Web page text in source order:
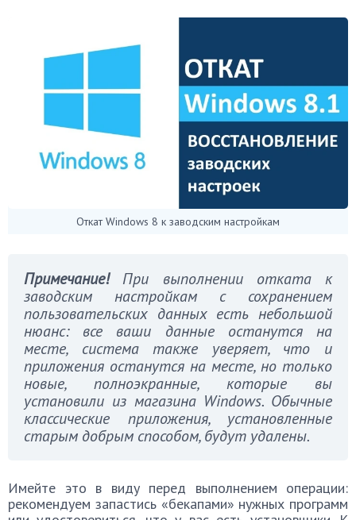
Откат Windows 8 к заводским настройкам
Примечание!При выполнении отката к
заводским настройкам с сохранением
пользовательских данных есть небольшой
нюанс: все ваши данные останутся на
месте, система также уверяет, что и
приложения останутся на месте, но только
новые, полноэкранные, которые вы
установили из магазина Windows. Обычные
классические приложения, установленные
старым добрым способом, будут удалены.
Имейте это в виду перед выполнением операции:
рекомендуем запастись «бекапами» нужных программ